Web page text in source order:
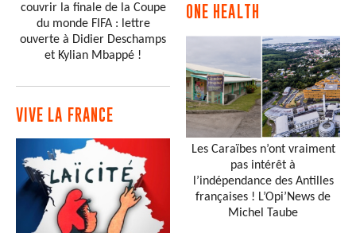
couvrir la finale de la Coupe
du monde FIFA : lettre
ouverte à Didier Deschamps
et Kylian Mbappé !
VIVE LA FRANCE
ONE HEALTH
Les Caraïbes n’ont vraiment
pas intérêt à
l’indépendance des Antilles
françaises ! L’Opi’News de
Michel Taube